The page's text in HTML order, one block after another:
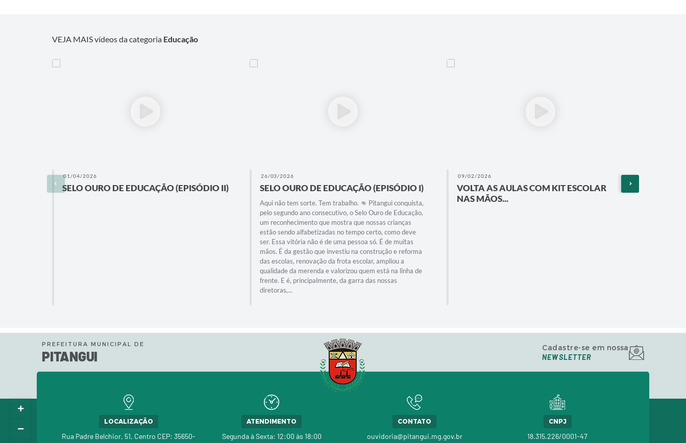
VEJA MAIS vídeos da categoria Educação
01/04/2026
SELO OURO DE EDUCAÇÃO (EPISÓDIO II)
26/03/2026
SELO OURO DE EDUCAÇÃO (EPISÓDIO I)
Aqui não tem sorte. Tem trabalho. 👊 Pitangui conquista,
pelo segundo ano consecutivo, o Selo Ouro de Educação,
um reconhecimento que mostra que nossas crianças
estão sendo alfabetizadas no tempo certo, como deve
ser. Essa vitória não é de uma pessoa só. É de muitas
mãos. É da gestão que investiu na construção e reforma
das escolas, renovação da frota escolar, ampliou a
qualidade da merenda e valorizou quem está na linha de
frente. E é, principalmente, da garra das nossas
diretoras,...
09/02/2026
VOLTA AS AULAS COM KIT ESCOLAR
NAS MÃOS...
PREFEITURA MUNICIPAL DE
PITANGUI
Cadastre-se em nossa
NEWSLETTER
LOCALIZAÇÃO
Rua Padre Belchior, 51, Centro CEP: 35650-
ATENDIMENTO
Segunda à Sexta: 12:00 às 18:00
CONTATO
ouvidoria@pitangui.mg.gov.br
CNPJ
18.315.226/0001-47